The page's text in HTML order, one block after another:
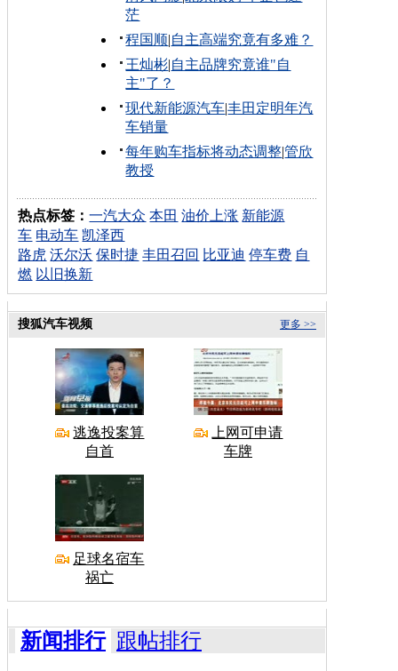
茫
程国顺|自主高端究竟有多难？
王灿彬|自主品牌究竟谁"自
主"了？
现代新能源汽车|丰田定明年汽
车销量
每年购车指标将动态调整|管欣
教授
热点标签：一汽大众 本田 油价上涨 新能源
车 电动车 凯泽西
路虎 沃尔沃 保时捷 丰田召回 比亚迪 停车费 自
燃 以旧换新
更多 >>
搜狐汽车视频
逃逸投案算
自首
上网可申请
车牌
足球名宿车
祸亡
新闻排行 跟帖排行